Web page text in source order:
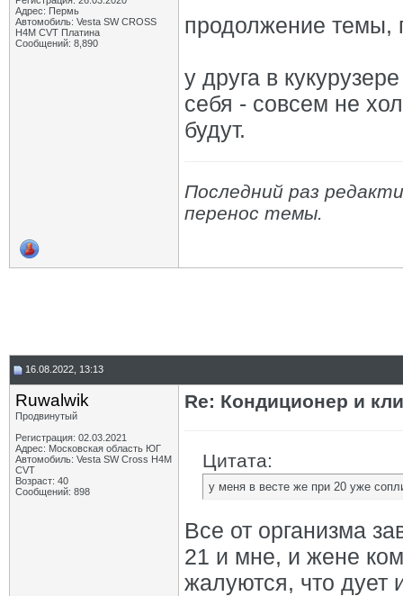
Адрес: Пермь
Автомобиль: Vesta SW CROSS
H4M CVT Платина
Сообщений: 8,890
продолжение
у друга в
себя - совсем не
будут.
Последний раз
перенос темы.
16.08.2022, 13:13
Ruwalwik
Продвинутый
Регистрация: 02.03.2021
Адрес: Московская область ЮГ
Автомобиль: Vesta SW Cross H4M
CVT
Возраст: 40
Сообщений: 898
Re: Кондиционер и
Цитата:
у меня в весте же при 20 уже
Все от организма
21 и мне, и жене
жалуются, что дует